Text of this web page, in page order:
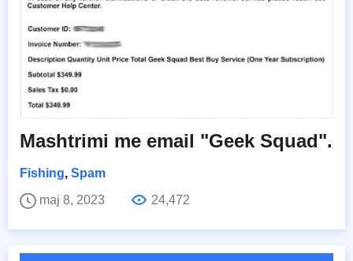
Mashtrimi me email "Geek Squad".
Fishing, Spam
maj 8, 2023
24,472